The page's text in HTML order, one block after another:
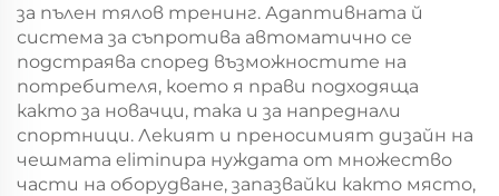
за пълен тялов тренинг. Адаптивната й
система за съпротива автоматично се
подстраява според възможностите на
потребителя, което я прави подходяща
както за новачци, така и за напреднали
спортници. Лекият и преносимият дизайн на
чешмата eliminира нуждата от множество
части на оборудване, запазвайки както място,